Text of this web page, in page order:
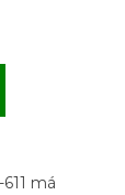
má